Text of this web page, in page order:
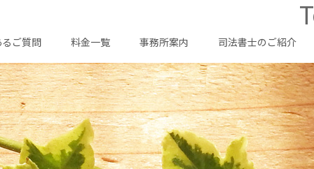
ご質問 料金一覧 事務所案内 司法書士のご紹介